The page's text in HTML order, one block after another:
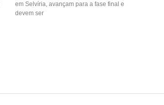
em Selvíria, avançam para a fase final e
devem ser